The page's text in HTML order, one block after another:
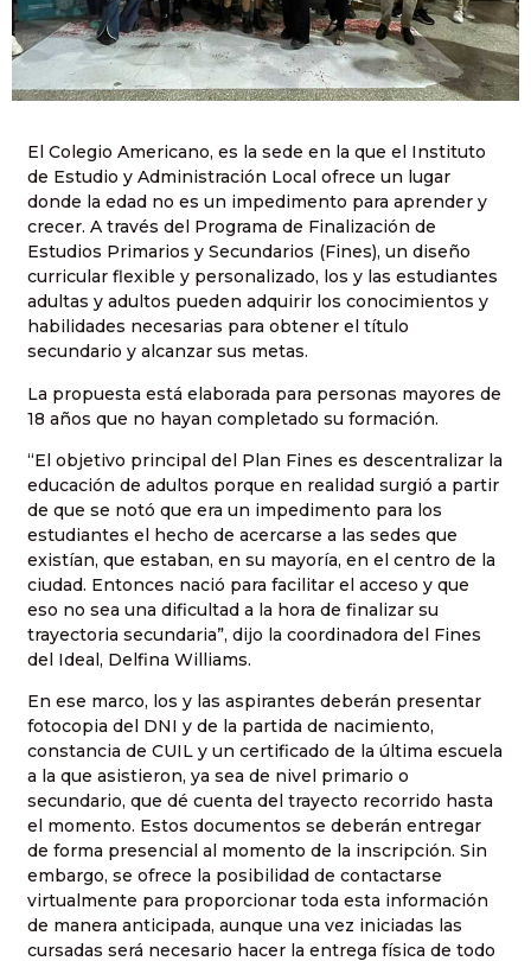
El Colegio Americano, es la sede en la que el Instituto
de Estudio y Administración Local ofrece un lugar
donde la edad no es un impedimento para aprender y
crecer. A través del Programa de Finalización de
Estudios Primarios y Secundarios (Fines), un diseño
curricular flexible y personalizado, los y las estudiantes
adultas y adultos pueden adquirir los conocimientos y
habilidades necesarias para obtener el título
secundario y alcanzar sus metas.
La propuesta está elaborada para personas mayores de
18 años que no hayan completado su formación.
“El objetivo principal del Plan Fines es descentralizar la
educación de adultos porque en realidad surgió a partir
de que se notó que era un impedimento para los
estudiantes el hecho de acercarse a las sedes que
existían, que estaban, en su mayoría, en el centro de la
ciudad. Entonces nació para facilitar el acceso y que
eso no sea una dificultad a la hora de finalizar su
trayectoria secundaria”, dijo la coordinadora del Fines
del Ideal, Delfina Williams.
En ese marco, los y las aspirantes deberán presentar
fotocopia del DNI y de la partida de nacimiento,
constancia de CUIL y un certificado de la última escuela
a la que asistieron, ya sea de nivel primario o
secundario, que dé cuenta del trayecto recorrido hasta
el momento. Estos documentos se deberán entregar
de forma presencial al momento de la inscripción. Sin
embargo, se ofrece la posibilidad de contactarse
virtualmente para proporcionar toda esta información
de manera anticipada, aunque una vez iniciadas las
cursadas será necesario hacer la entrega física de todo